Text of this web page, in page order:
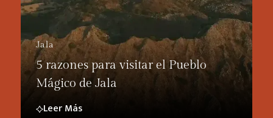
Jala
5 razones para visitar el Pueblo
Mágico de Jala
Leer Más